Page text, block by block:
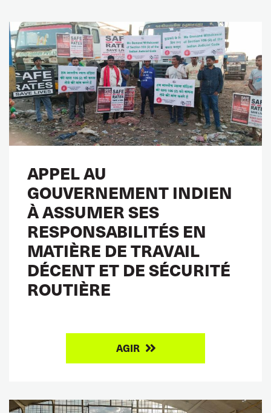
APPEL AU
GOUVERNEMENT INDIEN
À ASSUMER SES
RESPONSABILITÉS EN
MATIÈRE DE TRAVAIL
DÉCENT ET DE SÉCURITÉ
ROUTIÈRE
AGIR